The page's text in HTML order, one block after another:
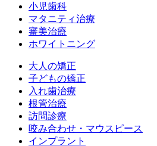
小児歯科
マタニティ治療
審美治療
ホワイトニング
大人の矯正
子どもの矯正
入れ歯治療
根管治療
訪問診療
咬み合わせ・マウスピース
インプラント